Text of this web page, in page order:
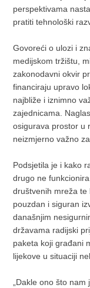
perspektivama
pratiti tehnološki
Govoreći o ulozi i
medijskom tržištu,
zakonodavni okvir
financiraju upravo
najbliže i iznimno
zajednicama.
osigurava prostor u
neizmjerno važno
Podsjetila je i kako
drugo ne
društvenih mreža te
pouzdan i siguran
današnjim
državama radijski
paketa koji građani
lijekove u situaciji
„Dakle ono što nam